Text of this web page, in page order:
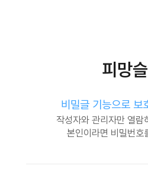
피망
비밀글 기능으로 보
작성자와 관리자만 열람
본인이라면 비밀번호